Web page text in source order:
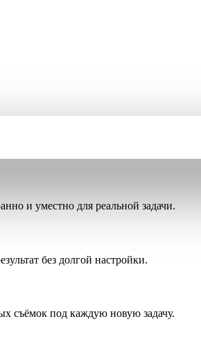
и уместно для реальной задачи.
без долгой настройки.
съёмок под каждую новую задачу.